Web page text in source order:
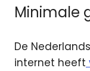
Minimale
De
internet heeft